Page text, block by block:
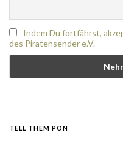
Indem Du fortfährst,
des Piratensender e.V.
TELL THEM PON